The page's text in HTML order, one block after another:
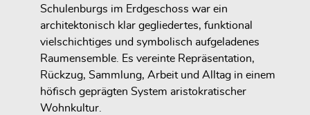
Schulenburgs im Erdgeschoss war ein
architektonisch klar gegliedertes, funktional
vielschichtiges und symbolisch aufgeladenes
Raumensemble. Es vereinte Repräsentation,
Rückzug, Sammlung, Arbeit und Alltag in einem
höfisch geprägten System aristokratischer
Wohnkultur.